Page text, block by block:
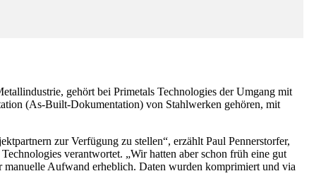
gehört bei Primetals Technologies der Umgang mit
(As-Built-Dokumentation) von Stahlwerken gehören, mit
zur Verfügung zu stellen“, erzählt Paul Pennerstorfer,
verantwortet. „Wir hatten aber schon früh eine gut
Aufwand erheblich. Daten wurden komprimiert und via